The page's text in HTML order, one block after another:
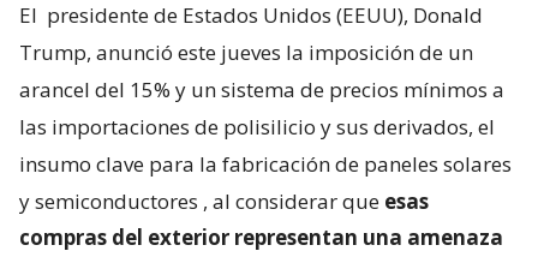
El presidente de Estados Unidos (EEUU), Donald
Trump, anunció este jueves la imposición de un
arancel del 15% y un sistema de precios mínimos a
las importaciones de polisilicio y sus derivados, el
insumo clave para la fabricación de paneles solares
y semiconductores , al considerar que esas
compras del exterior representan una amenaza